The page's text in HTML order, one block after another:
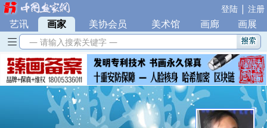
登陆 | 注册
艺讯 | 画家 美协会员 美术馆 画廊 画展
— 请输入搜索关键字 —